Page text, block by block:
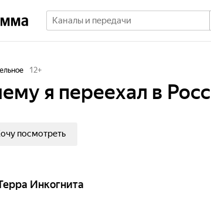
12+
я переехал в
посмотреть
Инкогнита